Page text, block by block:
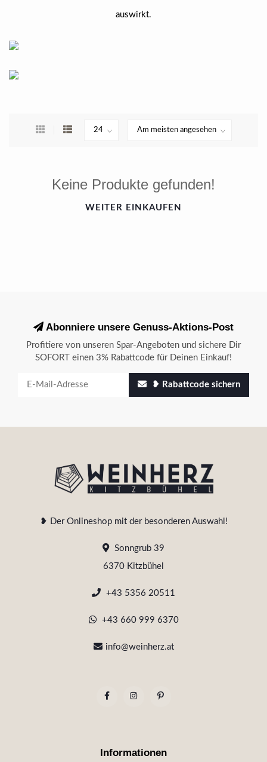
auswirkt.
Keine Produkte gefunden!
WEITER EINKAUFEN
Abonniere unsere Genuss-Aktions-Post
Profitiere von unseren Spar-Angeboten und sichere Dir
SOFORT einen 3% Rabattcode für Deinen Einkauf!
❥ Rabattcode sichern
❥ Der Onlineshop mit der besonderen Auswahl!
Sonngrub 39
6370 Kitzbühel
+43 5356 20511
+43 660 999 6370
info@weinherz.at
Informationen